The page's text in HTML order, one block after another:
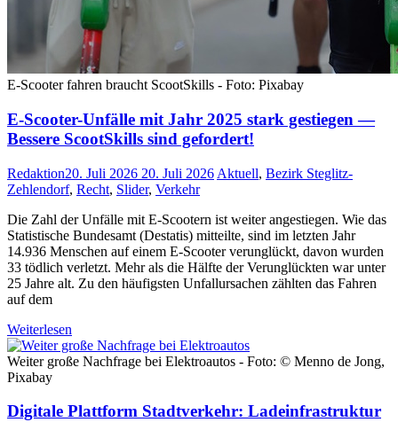
E-Scooter fahren braucht ScootSkills - Foto: Pixabay
E-Scooter-Unfälle mit Jahr 2025 stark gestiegen —
Bessere ScootSkills sind gefordert!
Redaktion20. Juli 2026 20. Juli 2026 Aktuell, Bezirk Steglitz-
Zehlendorf, Recht, Slider, Verkehr
Die Zahl der Unfälle mit E-Scootern ist weiter angestiegen. Wie das
Statistische Bundesamt (Destatis) mitteilte, sind im letzten Jahr
14.936 Menschen auf einem E-Scooter verunglückt, davon wurden
33 tödlich verletzt. Mehr als die Hälfte der Verunglückten war unter
25 Jahre alt. Zu den häufigsten Unfallursachen zählten das Fahren
auf dem
Weiterlesen
Weiter große Nachfrage bei Elektroautos - Foto: © Menno de Jong,
Pixabay
Digitale Plattform Stadtverkehr: Ladeinfrastruktur